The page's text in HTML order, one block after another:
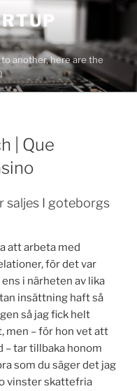
another, here are the
| Que
saljes I goteborgs
att arbeta med
för det var
i närheten av lika
insättning haft så
så jag fick helt
men – för hon vet att
– tar tillbaka honom
som du säger det jag
vinster skattefria